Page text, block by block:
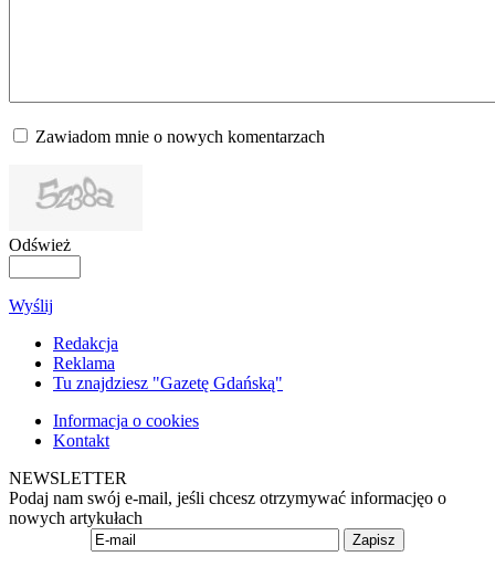
Zawiadom mnie o nowych komentarzach
Odśwież
Wyślij
Redakcja
Reklama
Tu znajdziesz "Gazetę Gdańską"
Informacja o cookies
Kontakt
NEWSLETTER
Podaj nam swój e-mail, jeśli chcesz otrzymywać informacjęo o
nowych artykułach
Zapisz